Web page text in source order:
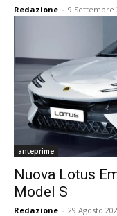
Redazione - 9 Settembre
anteprime
Nuova Lotus
Model S
Redazione - 29 Agosto